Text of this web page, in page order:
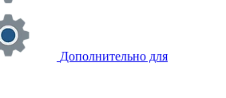
Дополнительно для